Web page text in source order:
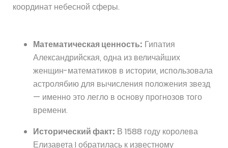
координат небесной сферы.
Математическая ценность: Гипатия
Александрийская, одна из величайших
женщин-математиков в истории, использовала
астролябию для вычисления положения звезд
— именно это легло в основу прогнозов того
времени.
Исторический факт: В 1588 году королева
Елизавета I обратилась к известному